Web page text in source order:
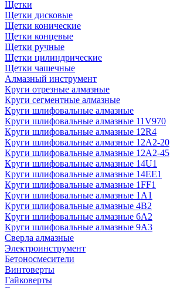
Щетки
Щетки дисковые
Щетки конические
Щетки концевые
Щетки ручные
Щетки цилиндрические
Щетки чашечные
Алмазный инструмент
Круги отрезные алмазные
Круги сегментные алмазные
Круги шлифовальные алмазные
Круги шлифовальные алмазные 11V970
Круги шлифовальные алмазные 12R4
Круги шлифовальные алмазные 12А2-20
Круги шлифовальные алмазные 12А2-45
Круги шлифовальные алмазные 14U1
Круги шлифовальные алмазные 14ЕЕ1
Круги шлифовальные алмазные 1FF1
Круги шлифовальные алмазные 1А1
Круги шлифовальные алмазные 4В2
Круги шлифовальные алмазные 6A2
Круги шлифовальные алмазные 9А3
Сверла алмазные
Электроинструмент
Бетоносмесители
Винтоверты
Гайковерты